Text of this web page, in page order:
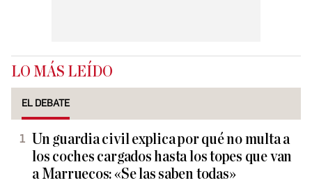
LO MÁS LEÍDO
EL DEBATE
Un guardia civil explica por qué no multa a
los coches cargados hasta los topes que van
a Marruecos: «Se las saben todas»